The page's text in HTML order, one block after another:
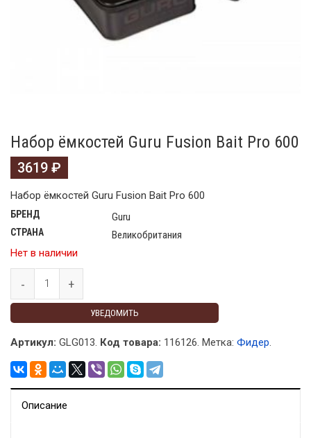
Набор ёмкостей Guru Fusion Bait Pro 600
3619 ₽
Набор ёмкостей Guru Fusion Bait Pro 600
БРЕНД Guru
СТРАНА
Великобритания
Нет в наличии
УВЕДОМИТЬ
Артикул: GLG013. Код товара: 116126. Метка: Фидер.
Описание